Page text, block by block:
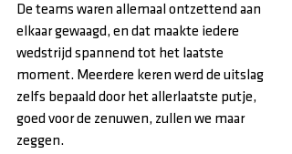
De teams waren allemaal ontzettend aan
elkaar gewaagd, en dat maakte iedere
wedstrijd spannend tot het laatste
moment. Meerdere keren werd de uitslag
zelfs bepaald door het allerlaatste putje,
goed voor de zenuwen, zullen we maar
zeggen.